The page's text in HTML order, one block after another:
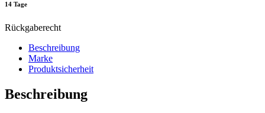
14 Tage
Rückgaberecht
Beschreibung
Marke
Produktsicherheit
Beschreibung